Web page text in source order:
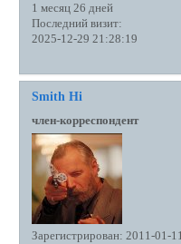
1 месяц 26 дней
Последний визит:
2025-12-29 21:28:19
Smith Hi
член-корреспондент
Зарегистрирован: 2011-01-